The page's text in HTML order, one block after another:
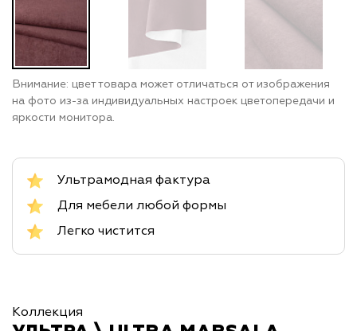
Внимание: цвет товара может отличаться от изображения
на фото из-за индивидуальных настроек цветопередачи и
яркости монитора.
Ультрамодная фактура
Для мебели любой формы
Легко чистится
Коллекция